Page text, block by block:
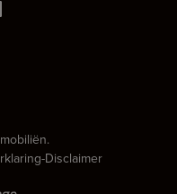
-Disclaimer